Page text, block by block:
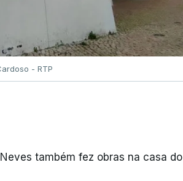
- RTP
também fez obras na casa do